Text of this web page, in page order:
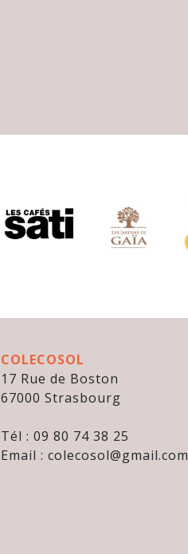
COLECOSOL
17 Rue de Boston
67000 Strasbourg
Tél : 09 80 74 38 25
Email : colecosol@gmail.com